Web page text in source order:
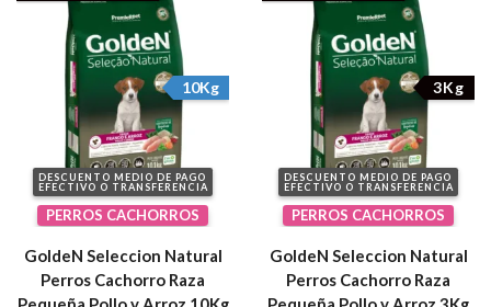
DESCUENTO MEDIO DE PAGO
EFECTIVO O TRANSFERENCIA
10Kg
PERROS CACHORROS
GoldeN Seleccion Natural
Perros Cachorro Raza
DESCUENTO MEDIO DE PAGO
EFECTIVO O TRANSFERENCIA
3Kg
PERROS CACHORROS
GoldeN Seleccion Natural
Perros Cachorro Raza